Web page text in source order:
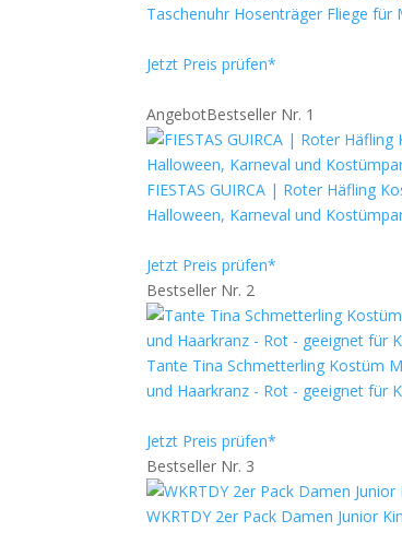
Taschenuhr Hosenträger Fliege für
Jetzt Preis prüfen*
AngebotBestseller Nr. 1
FIESTAS GUIRCA | Roter Häfling
Halloween, Karneval und
Jetzt Preis prüfen*
Bestseller Nr. 2
Tante Tina Schmetterling Kostüm
und Haarkranz - Rot - geeignet für
Jetzt Preis prüfen*
Bestseller Nr. 3
WKRTDY 2er Pack Damen Junior